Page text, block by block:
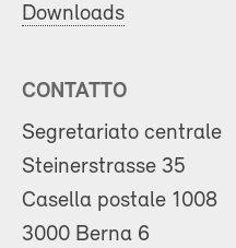
Downloads
CONTATTO
Segretariato centrale
Steinerstrasse 35
Casella postale 1008
3000 Berna 6